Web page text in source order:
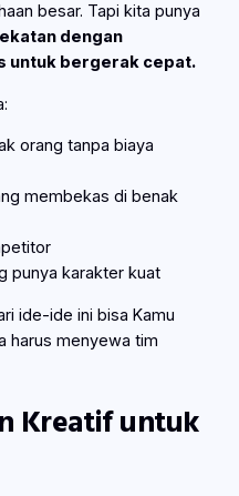
besar. Tapi kita punya
dengan
untuk bergerak cepat.
orang tanpa biaya
membekas di benak
punya karakter kuat
ide-ide ini bisa Kamu
harus menyewa tim
Kreatif untuk